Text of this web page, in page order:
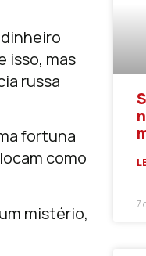
isso, mas
russa
fortuna
como
mistério,
7